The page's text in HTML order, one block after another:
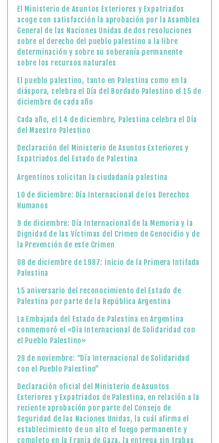
El Ministerio de Asuntos Exteriores y Expatriados
acoge con satisfacción la aprobación por la Asamblea
General de las Naciones Unidas de dos resoluciones
sobre el derecho del pueblo palestino a la libre
determinación y sobre su soberanía permanente
sobre los recursos naturales
El pueblo palestino, tanto en Palestina como en la
diáspora, celebra el Día del Bordado Palestino el 15 de
diciembre de cada año
Cada año, el 14 de diciembre, Palestina celebra el Día
del Maestro Palestino
Declaración del Ministerio de Asuntos Exteriores y
Expatriados del Estado de Palestina
Argentinos solicitan la ciudadanía palestina
10 de diciembre: Día Internacional de los Derechos
Humanos
9 de diciembre: Día Internacional de la Memoria y la
Dignidad de las Víctimas del Crimen de Genocidio y de
la Prevención de este Crimen
08 de diciembre de 1987: inicio de la Primera Intifada
Palestina
15 aniversario del reconocimiento del Estado de
Palestina por parte de la República Argentina
La Embajada del Estado de Palestina en Argentina
conmemoró el «Día Internacional de Solidaridad con
el Pueblo Palestino»
29 de noviembre: “Día Internacional de Solidaridad
con el Pueblo Palestino”
Declaración oficial del Ministerio de Asuntos
Exteriores y Expatriados de Palestina, en relación a la
reciente aprobación por parte del Consejo de
Seguridad de las Naciones Unidas, la cuál afirma el
establecimiento de un alto el fuego permanente y
completo en la Franja de Gaza, la entrega sin trabas